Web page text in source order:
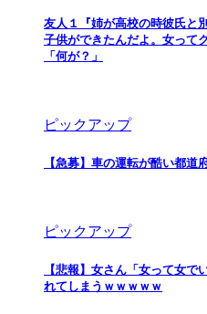
友人１『姉が高校の時彼氏と
子供ができたんだよ。女って
「何が？」
ピックアップ
【急募】車の運転が酷い都道
ピックアップ
【悲報】女さん「女って女
れてしまうｗｗｗｗｗ